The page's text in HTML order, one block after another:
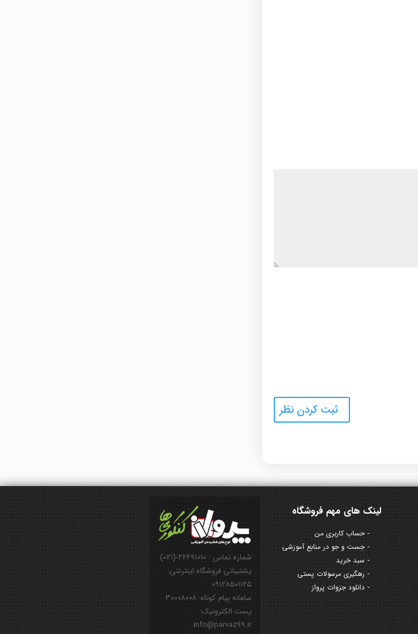
شماره تماس : ۲۲۶۹۱۰۱۰-(۰۲۱)
پشتیبانی فروشگاه اینترنتی:
۰۹۱۲۸۵۰۱۱۲۵
سامانه پیام کوتاه: ۳۰۰۰۸۰۰۸
پست الکترونیک:
info@parvaz99.ir
لینک های مهم فروشگاه
حساب کاربری من
جست و جو در منابع آموزشی
سبد خرید
رهگیری مرسولات پستی
دانلود جزوات پرواز